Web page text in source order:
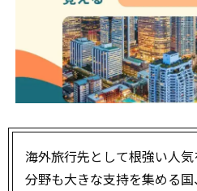
海外旅行先として根強い人
分野も大きな支持を集める